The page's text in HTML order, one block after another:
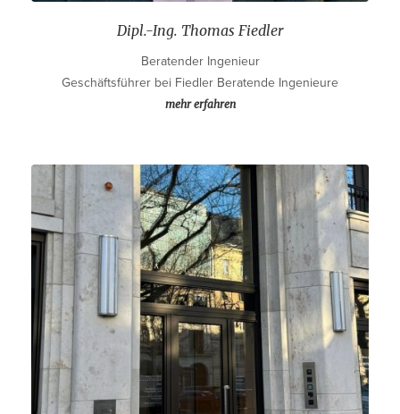
Dipl.-Ing. Thomas Fiedler
Beratender Ingenieur
Geschäftsführer bei Fiedler Beratende Ingenieure
mehr erfahren